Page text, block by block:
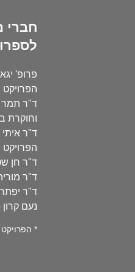
חברי
פרופ'
הפרויקט
ד"ר תמר
וחוקרת
ד"ר איתי
הפרויקט
ד"ר חן
ד"ר
ד"ר
נעם
* הפרויקט